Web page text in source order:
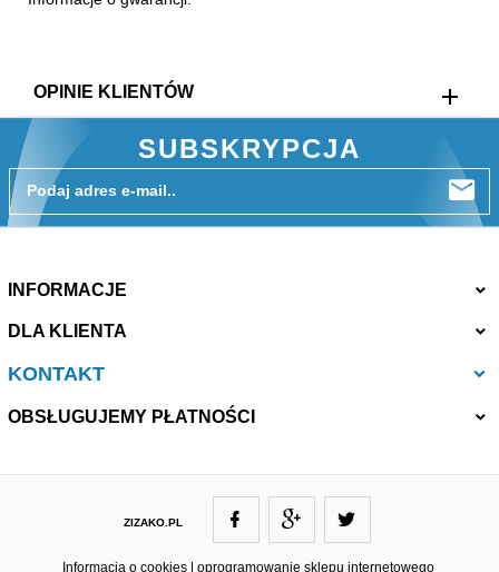
OPINIE KLIENTÓW
SUBSKRYPCJA
Podaj adres e-mail..
INFORMACJE
DLA KLIENTA
KONTAKT
OBSŁUGUJEMY PŁATNOŚCI
ZIZAKO.PL
Informacja o cookies oprogramowanie sklepu internetowego